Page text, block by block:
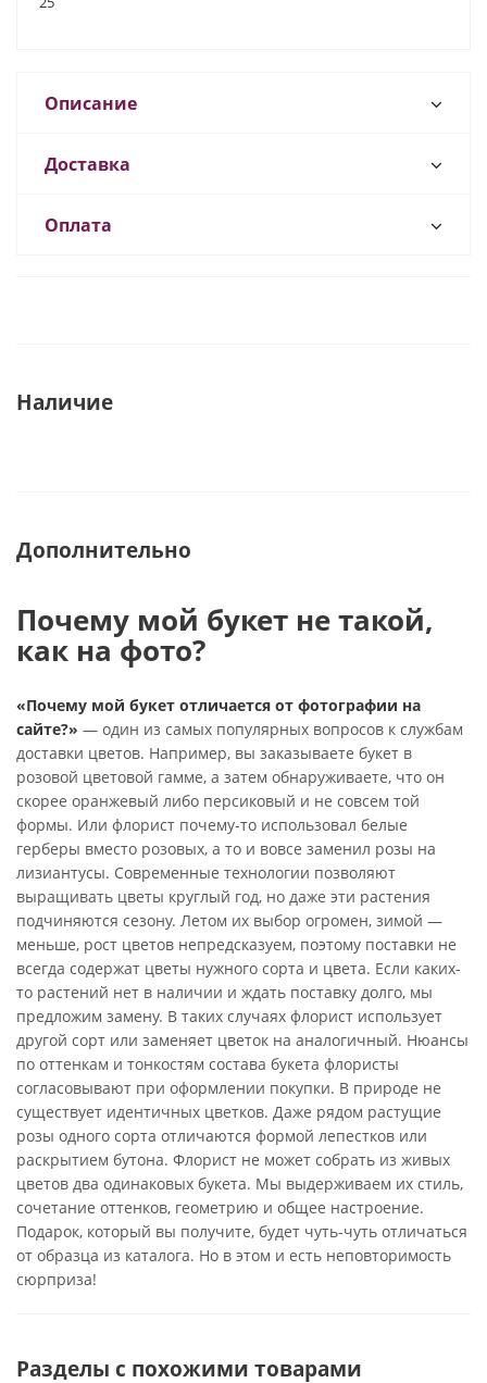
Описание
Доставка
Оплата
Наличие
Дополнительно
Почему мой букет не такой,
как на фото?
«Почему мой букет отличается от фотографии на
сайте?» — один из самых популярных вопросов к службам
доставки цветов. Например, вы заказываете букет в
розовой цветовой гамме, а затем обнаруживаете, что он
скорее оранжевый либо персиковый и не совсем той
формы. Или флорист почему-то использовал белые
герберы вместо розовых, а то и вовсе заменил розы на
лизиантусы. Современные технологии позволяют
выращивать цветы круглый год, но даже эти растения
подчиняются сезону. Летом их выбор огромен, зимой —
меньше, рост цветов непредсказуем, поэтому поставки не
всегда содержат цветы нужного сорта и цвета. Если каких-
то растений нет в наличии и ждать поставку долго, мы
предложим замену. В таких случаях флорист использует
другой сорт или заменяет цветок на аналогичный. Нюансы
по оттенкам и тонкостям состава букета флористы
согласовывают при оформлении покупки. В природе не
существует идентичных цветков. Даже рядом растущие
розы одного сорта отличаются формой лепестков или
раскрытием бутона. Флорист не может собрать из живых
цветов два одинаковых букета. Мы выдерживаем их стиль,
сочетание оттенков, геометрию и общее настроение.
Подарок, который вы получите, будет чуть-чуть отличаться
от образца из каталога. Но в этом и есть неповторимость
сюрприза!
Разделы с похожими товарами